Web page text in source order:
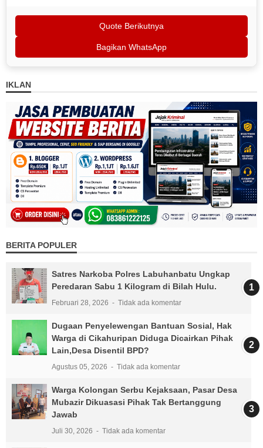
Quote Berikutnya
Bagikan WhatsApp
IKLAN
BERITA POPULER
Satres Narkoba Polres Labuhanbatu Ungkap
Peredaran Sabu 1 Kilogram di Bilah Hulu.
Februari 28, 2026 Tidak ada komentar
Dugaan Penyelewengan Bantuan Sosial, Hak
Warga di Cikahuripan Diduga Dicairkan Pihak
Lain,Desa Disentil BPD?
Agustus 05, 2026 Tidak ada komentar
Warga Kolongan Serbu Kejaksaan, Pasar Desa
Mubazir Dikuasasi Pihak Tak Bertanggung
Jawab
Juli 30, 2026 Tidak ada komentar